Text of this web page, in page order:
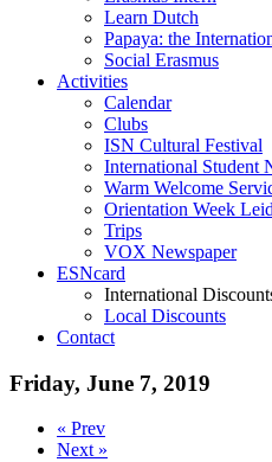
Learn Dutch
Papaya: the
Social Erasmus
Activities
Calendar
Clubs
ISN Cultural Festival
International Student
Warm Welcome
Orientation Week
Trips
VOX Newspaper
ESNcard
International
Local Discounts
Contact
Friday, June 7, 2019
« Prev
Next »